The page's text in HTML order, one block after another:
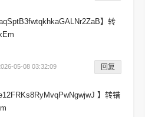
】转
05-08 03:32:09 回复
】转错